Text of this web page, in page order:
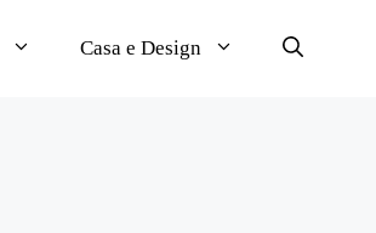
Casa e Design